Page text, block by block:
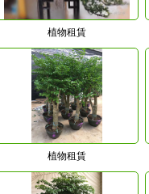
植物租賃
植物租賃